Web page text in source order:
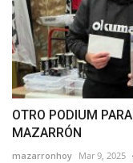
OTRO PODIUM
MAZARRÓN
mazarronhoy Mar 9, 2025